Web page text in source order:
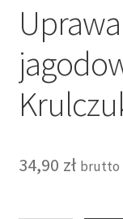
Prenumerata
Prenumerata
Prenumerata
Regulamin
34,90 zł brutto